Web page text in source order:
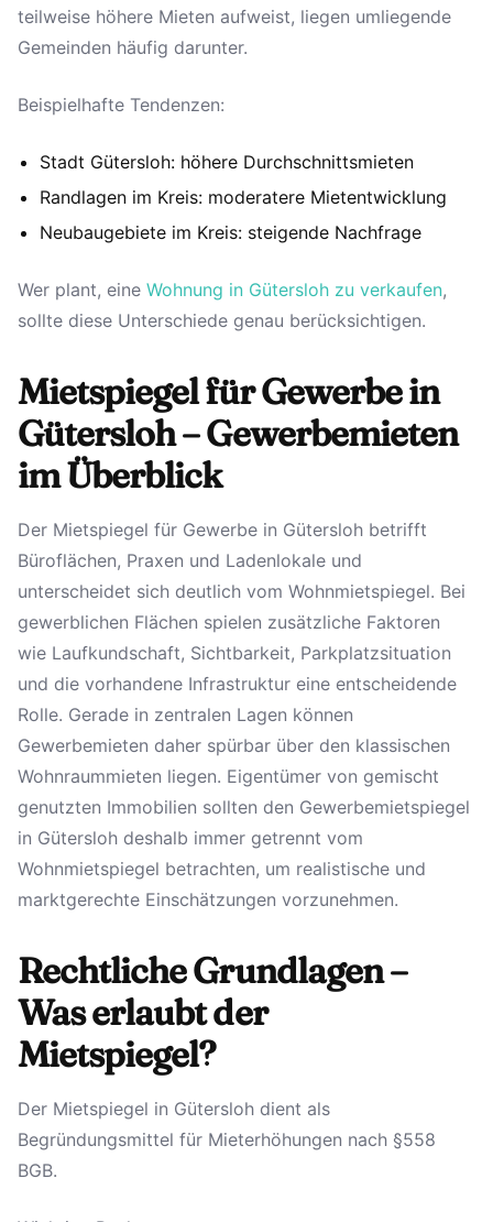
teilweise höhere Mieten aufweist, liegen umliegende
Gemeinden häufig darunter.
Beispielhafte Tendenzen:
Stadt Gütersloh: höhere Durchschnittsmieten
Randlagen im Kreis: moderatere Mietentwicklung
Neubaugebiete im Kreis: steigende Nachfrage
Wer plant, eine Wohnung in Gütersloh zu verkaufen,
sollte diese Unterschiede genau berücksichtigen.
Mietspiegel für Gewerbe in
Gütersloh – Gewerbemieten
im Überblick
Der Mietspiegel für Gewerbe in Gütersloh betrifft
Büroflächen, Praxen und Ladenlokale und
unterscheidet sich deutlich vom Wohnmietspiegel. Bei
gewerblichen Flächen spielen zusätzliche Faktoren
wie Laufkundschaft, Sichtbarkeit, Parkplatzsituation
und die vorhandene Infrastruktur eine entscheidende
Rolle. Gerade in zentralen Lagen können
Gewerbemieten daher spürbar über den klassischen
Wohnraummieten liegen. Eigentümer von gemischt
genutzten Immobilien sollten den Gewerbemietspiegel
in Gütersloh deshalb immer getrennt vom
Wohnmietspiegel betrachten, um realistische und
marktgerechte Einschätzungen vorzunehmen.
Rechtliche Grundlagen –
Was erlaubt der
Mietspiegel?
Der Mietspiegel in Gütersloh dient als
Begründungsmittel für Mieterhöhungen nach §558
BGB.